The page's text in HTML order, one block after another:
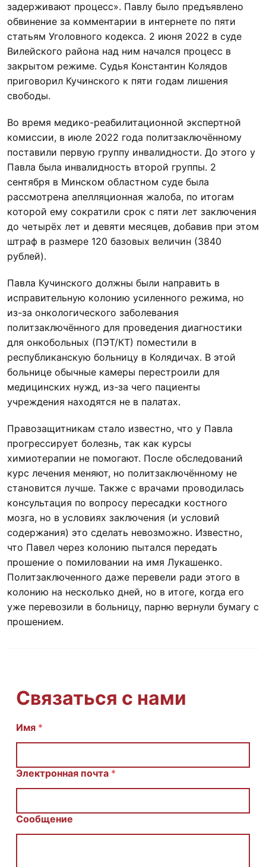
задерживают процесс». Павлу было предъявлено
обвинение за комментарии в интернете по пяти
статьям Уголовного кодекса. 2 июня 2022 в суде
Вилейского района над ним начался процесс в
закрытом режиме. Судья Константин Колядов
приговорил Кучинского к пяти годам лишения
свободы.
Во время медико-реабилитационной экспертной
комиссии, в июле 2022 года политзаключённому
поставили первую группу инвалидности. До этого у
Павла была инвалидность второй группы. 2
сентября в Минском областном суде была
рассмотрена апелляционная жалоба, по итогам
которой ему сократили срок с пяти лет заключения
до четырёх лет и девяти месяцев, добавив при этом
штраф в размере 120 базовых величин (3840
рублей).
Павла Кучинского должны были направить в
исправительную колонию усиленного режима, но
из-за онкологического заболевания
политзаключённого для проведения диагностики
для онкобольных (ПЭТ/КТ) поместили в
республиканскую больницу в Колядичах. В этой
больнице обычные камеры перестроили для
медицинских нужд, из-за чего пациенты
учреждения находятся не в палатах.
Правозащитникам стало известно, что у Павла
прогрессирует болезнь, так как курсы
химиотерапии не помогают. После обследований
курс лечения меняют, но политзаключённому не
становится лучше. Также с врачами проводилась
консультация по вопросу пересадки костного
мозга, но в условиях заключения (и условий
содержания) это сделать невозможно. Известно,
что Павел через колонию пытался передать
прошение о помиловании на имя Лукашенко.
Политзаключенного даже перевели ради этого в
колонию на несколько дней, но в итоге, когда его
уже перевозили в больницу, парню вернули бумагу с
прошением.
Связаться с нами
И
о
е
Имя *
Электронная почта *
Сообщение